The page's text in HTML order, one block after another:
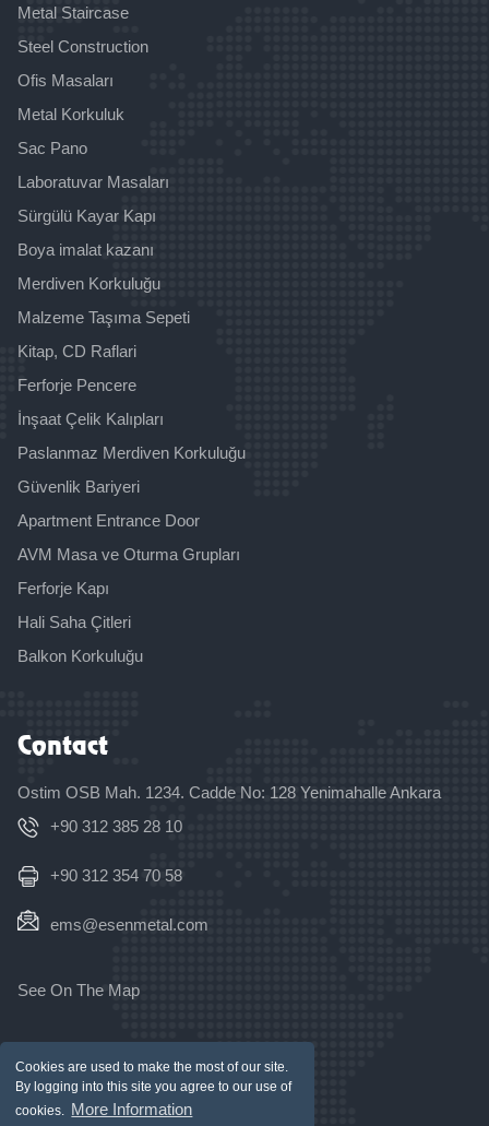
Cookies are used to make the most of our site.
By logging into this site you agree to our use of
cookies. More Information
Metal Staircase
Steel Construction
Ofis Masaları
Metal Korkuluk
Sac Pano
Laboratuvar Masaları
Sürgülü Kayar Kapı
Boya imalat kazanı
Merdiven Korkuluğu
Malzeme Taşıma Sepeti
Kitap, CD Raflari
Ferforje Pencere
İnşaat Çelik Kalıpları
Paslanmaz Merdiven Korkuluğu
Güvenlik Bariyeri
Apartment Entrance Door
AVM Masa ve Oturma Grupları
Ferforje Kapı
Hali Saha Çitleri
Balkon Korkuluğu
Contact
Ostim OSB Mah. 1234. Cadde No: 128 Yenimahalle Ankara
+90 312 385 28 10
+90 312 354 70 58
ems@esenmetal.com
See On The Map
Copyright © 2026 Tüm Hakları Saklıdır.